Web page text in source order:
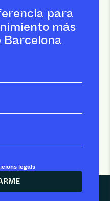
para
más
Barcelona
legals